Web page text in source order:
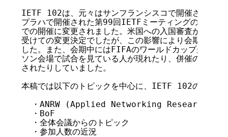
IETF 102は、元々はサンフランシスコで開催される
プラハで開催された第99回IETFミーティングの場にお
での開催に変更されました。米国への入国審査が厳し
受けての変更決定でしたが、この影響により会期日程
した。また、会期中にはFIFAのワールドカップが行わ
ソン会場で試合を見ている人が現れたり、併催のミー
されたりしていました。
本稿では以下のトピックを中心に、IETF 102の模様を
・ANRW (Applied Networking Research
  ・BoF
  ・全体会議からのトピック
  ・参加人数の近況